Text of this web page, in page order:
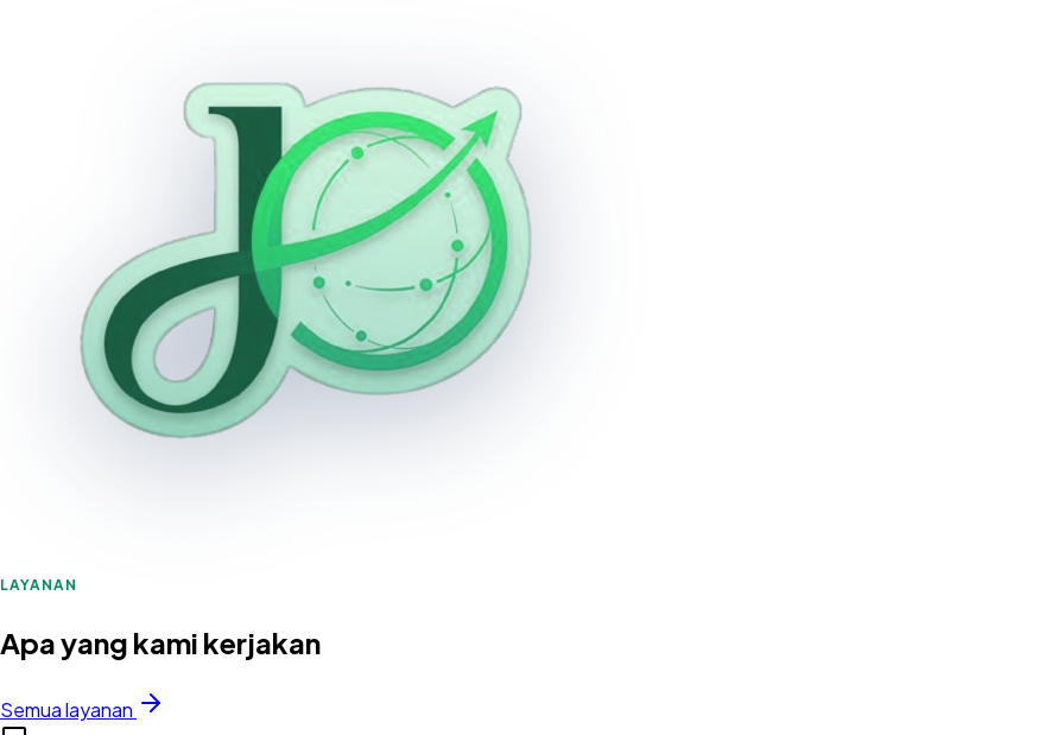
LAYANAN
Apa yang kami kerjakan
Semua layanan